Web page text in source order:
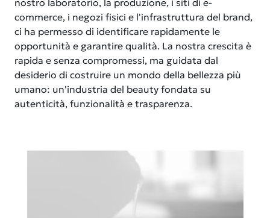
nostro laboratorio, la produzione, i siti di e-
commerce, i negozi fisici e l'infrastruttura del brand,
ci ha permesso di identificare rapidamente le
opportunità e garantire qualità. La nostra crescita è
rapida e senza compromessi, ma guidata dal
desiderio di costruire un mondo della bellezza più
umano: un'industria del beauty fondata su
autenticità, funzionalità e trasparenza.